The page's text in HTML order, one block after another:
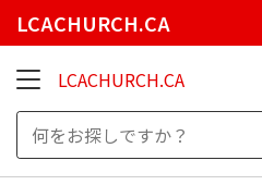
LCACHURCH.CA
LCACHURCH.CA